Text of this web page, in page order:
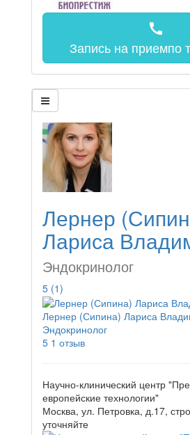
call
Запись на приемпо
Лернер
Лариса
Эндокринолог
5 (1)
Лернер (Сипина) Лариса
Эндокринолог
5 1 отзыв
Научно-клинический центр
европейские технологии"
Москва, ул. Петровка, д.17,
уточняйте